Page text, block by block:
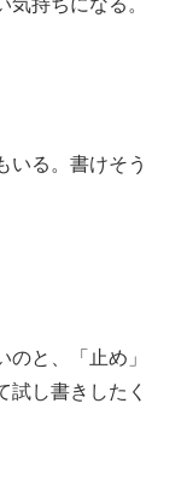
る。書けそう
と、「止め」
試し書きしたく